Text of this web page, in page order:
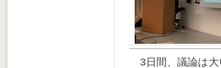
3日間、議論は大